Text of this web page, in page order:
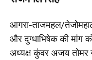
आगरा-ताजमहल/
और दुग्धाभिषेक की मांग
अध्यक्ष कुंवर अजय